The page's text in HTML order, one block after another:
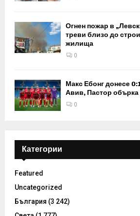
Огнен пожар в
треви близо до
жилища
0
Макс Ебонг донесе
Авив, Пастор обърка
0
Категории
Featured
Uncategorized
България (3 242)